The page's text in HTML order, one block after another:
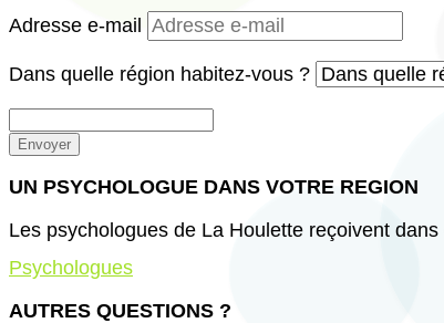
Adresse e-mail
Dans quelle région habitez-vous ?
Envoyer
UN PSYCHOLOGUE DANS VOTRE REGION
Les psychologues de La Houlette reçoivent
Psychologues
AUTRES QUESTIONS ?